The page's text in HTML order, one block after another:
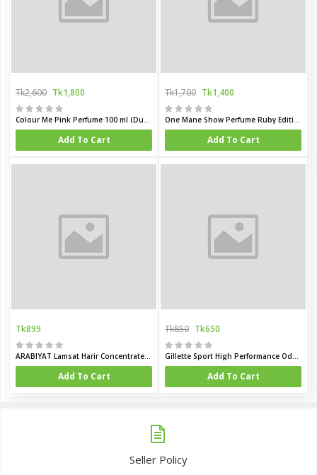
Tk2,600 Tk1,800
Add To Cart
Tk1,700 Tk1,400
Add To Cart
Tk899
Add To Cart
Tk850 Tk650
Add To Cart
Seller Policy